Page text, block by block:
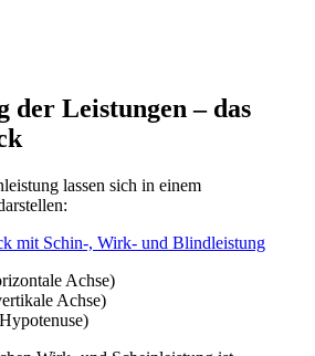
der Leistungen – das
lassen sich in einem
Achse)
Achse)